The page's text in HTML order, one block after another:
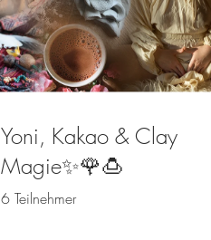
Yoni, Kakao & Clay
Magie✨🌹🍮
6 Teilnehmer